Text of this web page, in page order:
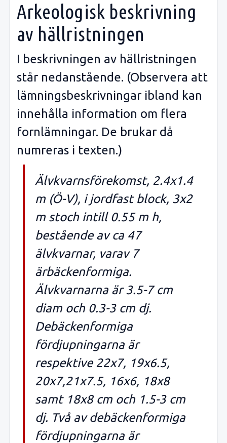
Arkeologisk beskrivning
av hällristningen
I beskrivningen av hällristningen
står nedanstående. (Observera att
lämningsbeskrivningar ibland kan
innehålla information om flera
fornlämningar. De brukar då
numreras i texten.)
Älvkvarnsförekomst, 2.4x1.4
m (Ö-V), i jordfast block, 3x2
m stoch intill 0.55 m h,
bestående av ca 47
älvkvarnar, varav 7
ärbäckenformiga.
Älvkvarnarna är 3.5-7 cm
diam och 0.3-3 cm dj.
Debäckenformiga
fördjupningarna är
respektive 22x7, 19x6.5,
20x7,21x7.5, 16x6, 18x8
samt 18x8 cm och 1.5-3 cm
dj. Två av debäckenformiga
fördjupningarna är